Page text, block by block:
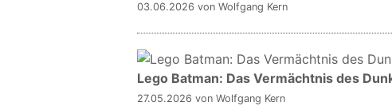
03.06.2026 von Wolfgang Kern
Lego Batman: Das Vermächtnis des
27.05.2026 von Wolfgang Kern